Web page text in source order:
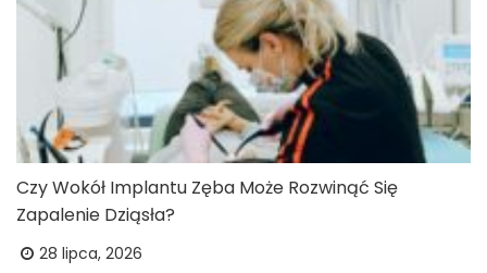
Czy Wokół Implantu Zęba Może Rozwinąć Się
Zapalenie Dziąsła?
28 lipca, 2026